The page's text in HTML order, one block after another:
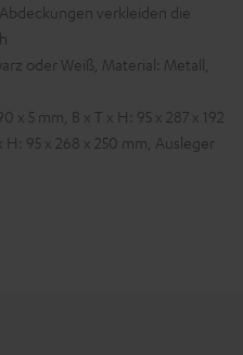
verkleiden die
oder Weiß, Material: Metall,
5 mm, B x T x H: 95 x 287 x 192
95 x 268 x 250 mm, Ausleger